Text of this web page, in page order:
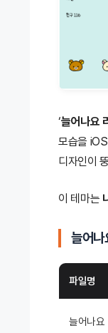
‘늘어나요
모습을
디자인이
이 테마는
늘어나
파일명
늘어나